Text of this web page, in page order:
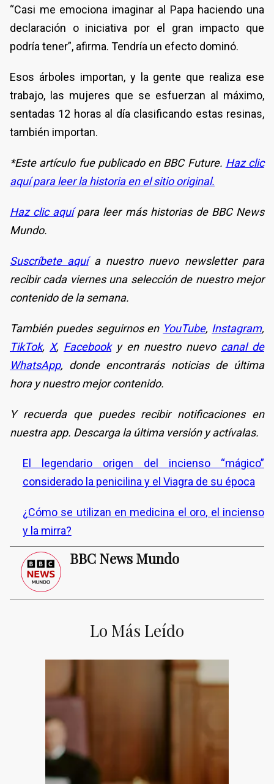
“Casi me emociona imaginar al Papa haciendo una
declaración o iniciativa por el gran impacto que
podría tener”, afirma. Tendría un efecto dominó.
Esos árboles importan, y la gente que realiza ese
trabajo, las mujeres que se esfuerzan al máximo,
sentadas 12 horas al día clasificando estas resinas,
también importan.
*Este artículo fue publicado en BBC Future. Haz clic
aquí para leer la historia en el sitio original.
Haz clic aquípara leer más historias de BBC News
Mundo.
Suscríbete aquía nuestro nuevo newsletter para
recibir cada viernes una selección de nuestro mejor
contenido de la semana.
También puedes seguirnos en YouTube, Instagram,
TikTok, X, Facebooky en nuestro nuevo canal de
WhatsApp, donde encontrarás noticias de última
hora y nuestro mejor contenido.
Y recuerda que puedes recibir notificaciones en
nuestra app. Descarga la última versión y actívalas.
El legendario origen del incienso “mágico”
considerado la penicilina y el Viagra de su época
¿Cómo se utilizan en medicina el oro, el incienso
y la mirra?
BBC News Mundo
Lo Más Leído